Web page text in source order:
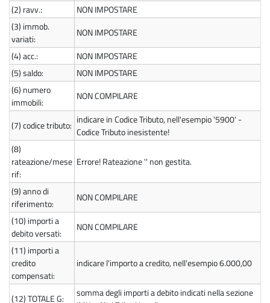
(2) ravv.:
NON IMPOSTARE
(3) immob.
variati:
NON IMPOSTARE
(4)acc.:
NON IMPOSTARE
(5)saldo:
NON IMPOSTARE
(6) numero
immobili:
NON COMPILARE
(7)codice tributo: indicare in Codice Tributo, nell'esempio '5900' -
Codice Tributo inesistente!
(8)
rateazione/mese
rif:
Errore! Rateazione '' non gestita.
(9)anno di
riferimento:
NON COMPILARE
(10) importi a
debito versati:
NON COMPILARE
(11) importi a
credito
compensati:
indicare l'importo a credito, nell'esempio 6.000,00
(12)TOTALE G:
somma degli importi a debito indicati nella sezione